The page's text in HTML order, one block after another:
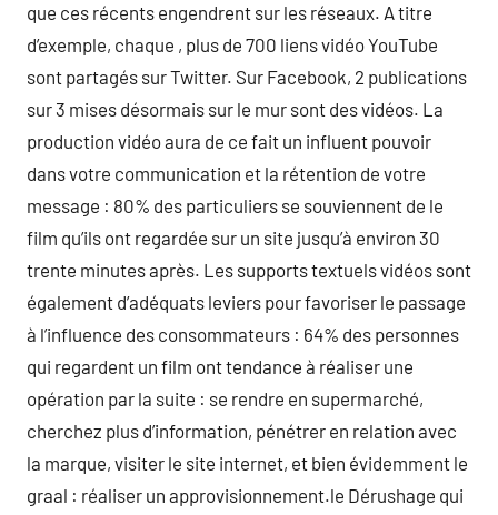
que ces récents engendrent sur les réseaux. A titre
d’exemple, chaque , plus de 700 liens vidéo YouTube
sont partagés sur Twitter. Sur Facebook, 2 publications
sur 3 mises désormais sur le mur sont des vidéos. La
production vidéo aura de ce fait un influent pouvoir
dans votre communication et la rétention de votre
message : 80% des particuliers se souviennent de le
film qu’ils ont regardée sur un site jusqu’à environ 30
trente minutes après. Les supports textuels vidéos sont
également d’adéquats leviers pour favoriser le passage
à l’influence des consommateurs : 64% des personnes
qui regardent un film ont tendance à réaliser une
opération par la suite : se rendre en supermarché,
cherchez plus d’information, pénétrer en relation avec
la marque, visiter le site internet, et bien évidemment le
graal : réaliser un approvisionnement.le Dérushage qui